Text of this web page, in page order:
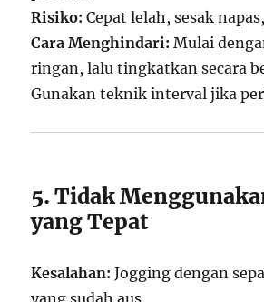
Risiko: Cepat lelah, sesak
Cara Menghindari: Mulai
ringan, lalu tingkatkan secara
Gunakan teknik interval jika
5. Tidak
yang Tepat
Kesalahan: Jogging dengan